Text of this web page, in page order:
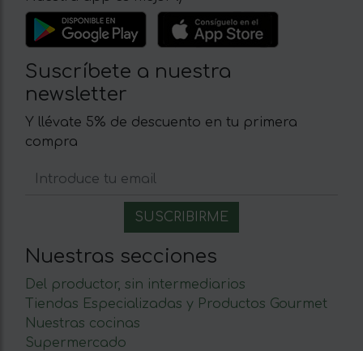
Suscríbete a nuestra
newsletter
Y llévate 5% de descuento en tu primera
compra
Nuestras secciones
Del productor, sin intermediarios
Tiendas Especializadas y Productos Gourmet
Nuestras cocinas
Supermercado